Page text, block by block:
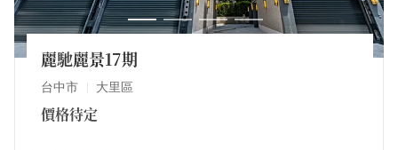
麗馳麗景17期
台中市 大里區
價格待定